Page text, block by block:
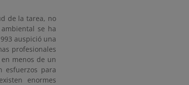
de la tarea, no
se ha
auspició una
profesionales
menos de un
esfuerzos para
enormes